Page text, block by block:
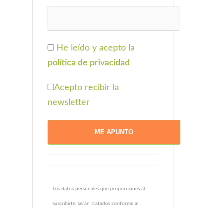
He leído y acepto la
política de privacidad
Acepto recibir la
newsletter
Los datos personales que proporciones al
suscribirte, serán tratados conforme al